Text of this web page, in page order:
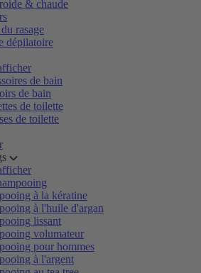
& chaude
rasage
dépilatoire
de bain
de bain
de toilette
de toilette
à la kératine
à l'huile d'argan
lissant
volumateur
pour hommes
à l'argent